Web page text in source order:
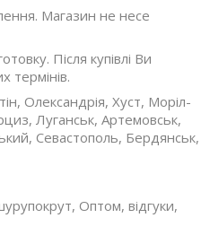
Магазин не несе
Після купівлі Ви
термінів.
Олександрія, Хуст, Моріл-
Луганськ, Артемовськ,
Севастополь, Бердянськ,
Оптом, відгуки,